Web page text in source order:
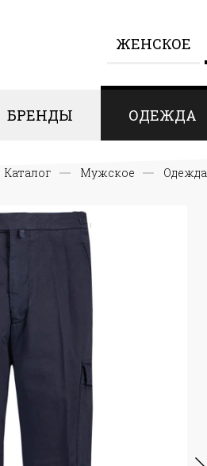
ЖЕНCКОЕ
БРЕНДЫ ОДЕЖДА
Каталог Мужское Одежда